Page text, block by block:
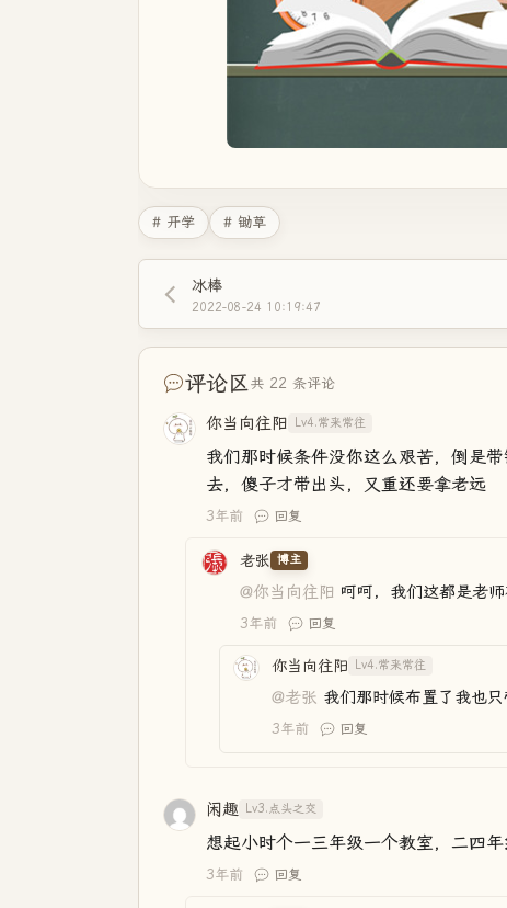
# 开学 # 锄草
冰棒
2022-08-24 10:19:47
评论区共 22 条评论
你当向往阳 Lv4.常来常往
我们那时候条件没你这么艰苦，倒是
去，傻子才带出头，又重还要拿老远
3年前 回复
老张 博主
@你当向往阳 呵呵，我们这都是老
3年前 回复
你当向往阳 Lv4.常来常往
@老张 我们那时候布置了我也
3年前 回复
闲趣 Lv3.点头之交
想起小时个一三年级一个教室，二四
3年前 回复